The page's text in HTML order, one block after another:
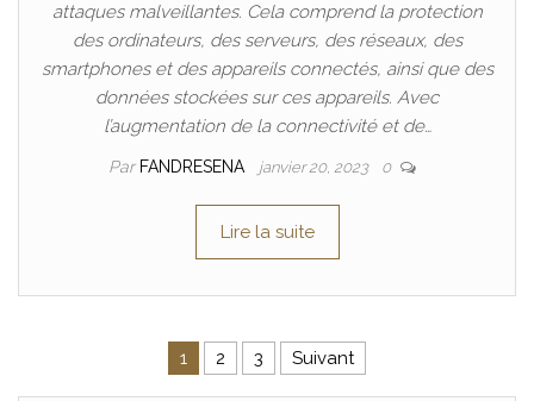
attaques malveillantes. Cela comprend la protection
des ordinateurs, des serveurs, des réseaux, des
smartphones et des appareils connectés, ainsi que des
données stockées sur ces appareils. Avec
l’augmentation de la connectivité et de…
Par FANDRESENA janvier 20, 2023 0
Lire la suite
Pagination des publications
1 2 3 Suivant